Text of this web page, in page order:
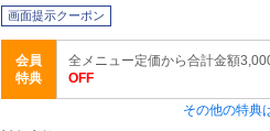
画面提示クーポン
会員
特典
全メニュー定価から合計金額
OFF
その他の特典